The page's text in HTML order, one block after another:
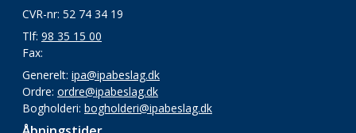
CVR-nr: 52 74 34 19
Tlf: 98 35 15 00
Fax:
Generelt: ipa@ipabeslag.dk
Ordre: ordre@ipabeslag.dk
Bogholderi: bogholderi@ipabeslag.dk